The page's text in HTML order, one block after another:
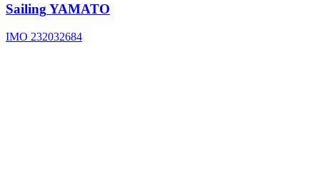
SailingYAMATO
IMO 232032684